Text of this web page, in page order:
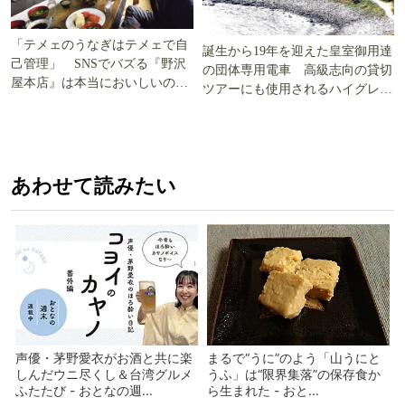
「テメェのうなぎはテメェで自
己管理」 SNSでバズる『野沢
屋本店』は本当においしいの
誕生から19年を迎えた皇室御用達
の団体専用電車 高級志向の貸切
ツアーにも使用されるハイグレー
あわせて読みたい
声優・茅野愛衣がお酒と共に楽
しんだウニ尽くし＆台湾グルメ
ふたたび - おとなの週...
まるで“うに”のよう「山うにと
うふ」は“限界集落”の保存食か
ら生まれた - おと...